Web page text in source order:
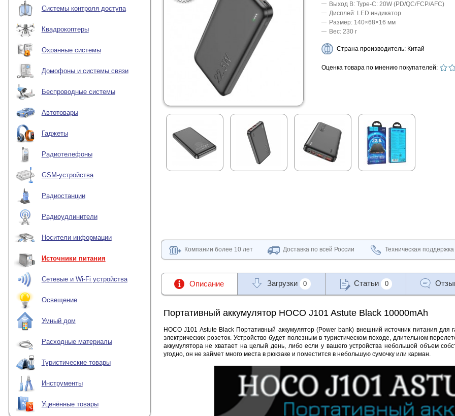
Системы контроля доступа
Квадрокоптеры
Охранные системы
Домофоны и системы связи
Беспроводные системы
Автотовары
Гаджеты
Радиотелефоны
GSM-устройства
Радиостанции
Радиоудлинители
Носители информации
Источники питания
Сетевые и Wi-Fi устройства
Освещение
Умный дом
Расходные материалы
Туристические товары
Инструменты
Уценённые товары
Выход В: Type-C: 20W (PD/QC/FCP/AFC)
Дисплей: LED индикатор
Размер: 140×68×16 мм
Вес: 230 г
Страна производитель: Китай
Оценка товара по мнению покупателей:
Компании более 10 лет Доставка по всей России Техническая поддержка
Описание Загрузки 0 Статьи 0
Портативный аккумулятор HOCO J101 Astute Black 10000mAh
HOCO J101 Astute Black Портативный аккумулятор (Power bank) внешний источник питания для
электрических розеток. Устройство будет полезным в туристическом походе, длительном
аккумулятора не хватает на целый день, либо если у вашего устройства небольшой объем
угодно, он не займет много места в рюкзаке и поместится в небольшую сумочку или карман.